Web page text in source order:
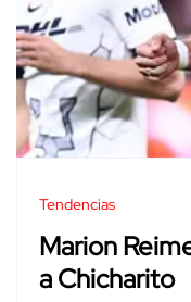
Tendencias
Marion
a Chicharito